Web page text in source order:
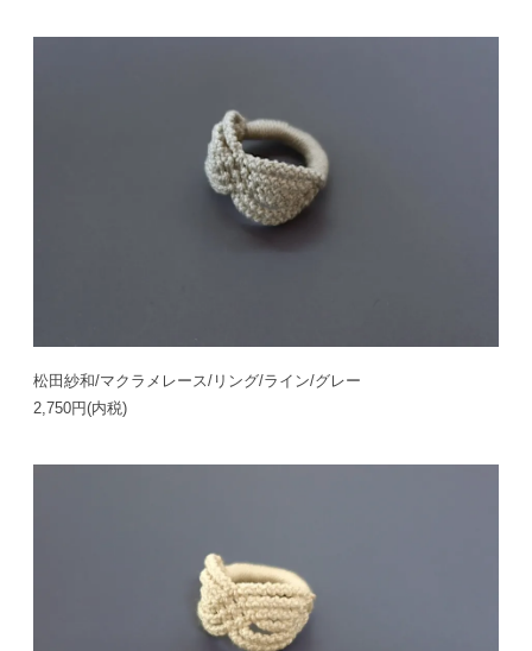
松田紗和/マクラメレース/リング/ライン/グレー
2,750円(内税)